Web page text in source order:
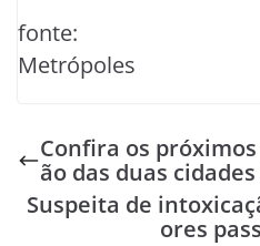
fonte:
Metrópoles
Confira os
ão das duas cidades
Suspeita de
ores